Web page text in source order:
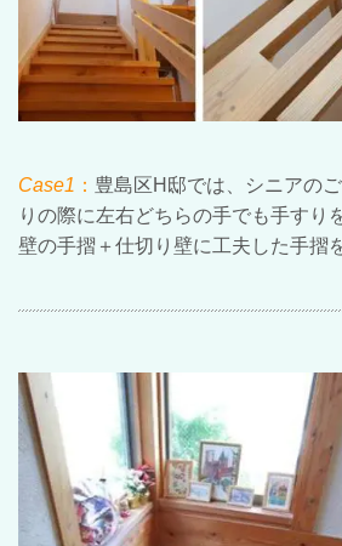
Case1 ： 豊島区H邸では、シニアの
りの際に左右どちらの手でも手すり
壁の手摺＋仕切り壁に工夫した手摺